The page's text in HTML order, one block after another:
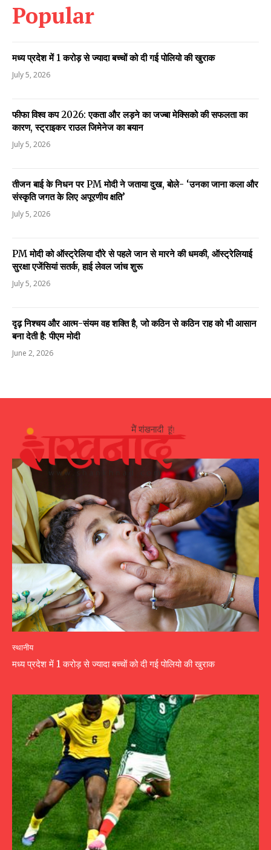
Popular
मध्य प्रदेश में 1 करोड़ से ज्यादा बच्चों को दी गई पोलियो की खुराक
July 5, 2026
फीफा विश्व कप 2026: एकता और लड़ने का जज्बा मेक्सिको की सफलता का
कारण, स्ट्राइकर राउल जिमेनेज का बयान
July 5, 2026
तीजन बाई के निधन पर PM मोदी ने जताया दुख, बोले- ‘उनका जाना कला और
संस्कृति जगत के लिए अपूरणीय क्षति’
July 5, 2026
PM मोदी को ऑस्ट्रेलिया दौरे से पहले जान से मारने की धमकी, ऑस्ट्रेलियाई
सुरक्षा एजेंसियां सतर्क, हाई लेवल जांच शुरू
July 5, 2026
दृढ़ निश्चय और आत्म-संयम वह शक्ति है, जो कठिन से कठिन राह को भी आसान
बना देती है: पीएम मोदी
June 2, 2026
स्थानीय
मध्य प्रदेश में 1 करोड़ से ज्यादा बच्चों को दी गई पोलियो की खुराक